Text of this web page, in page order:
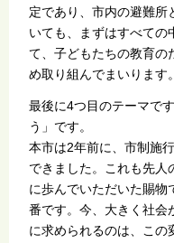
定であり、市内の避難所
いても、まずはすべての
て、子どもたちの教育の
め取り組んでまいります。
最後に4つ目のテーマで
う」です。
本市は2年前に、市制施
できました。これも先人
に歩んでいただいた賜物
番です。今、大きく社会
に求められるのは、この